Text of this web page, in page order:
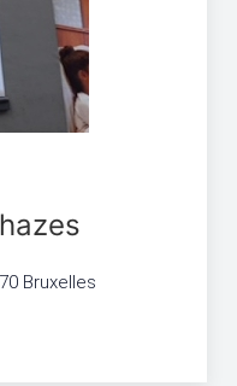
Bruxelles